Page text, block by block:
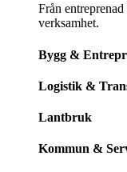
Från
verksamhet.
Bygg &
Logistik &
Lantbruk
Kommun &